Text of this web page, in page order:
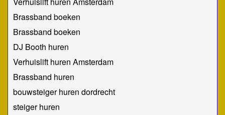
Brassband boeken
Brassband boeken
DJ Booth huren
Verhuislift huren Amsterdam
Brassband huren
bouwsteiger huren dordrecht
steiger huren